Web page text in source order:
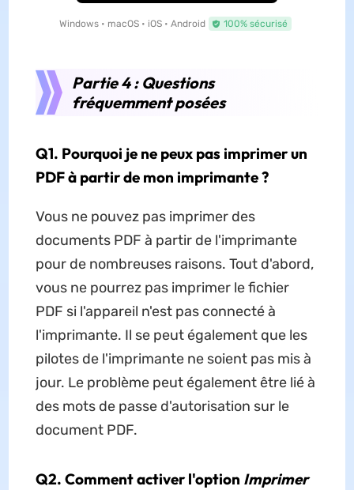
Windows • macOS • iOS • Android 100% sécurisé
Partie 4 : Questions
fréquemment posées
Q1. Pourquoi je ne peux pas imprimer un
PDF à partir de mon imprimante ?
Vous ne pouvez pas imprimer des
documents PDF à partir de l'imprimante
pour de nombreuses raisons. Tout d'abord,
vous ne pourrez pas imprimer le fichier
PDF si l'appareil n'est pas connecté à
l'imprimante. Il se peut également que les
pilotes de l'imprimante ne soient pas mis à
jour. Le problème peut également être lié à
des mots de passe d'autorisation sur le
document PDF.
Q2. Comment activer l'option Imprimer